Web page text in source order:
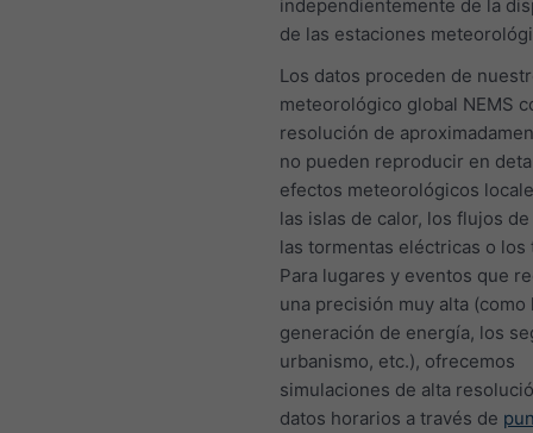
independientemente de la
de las estaciones
Los datos proceden de
meteorológico global NEMS
resolución de
no pueden reproducir en
efectos meteorológicos
las islas de calor, los flujos
las tormentas eléctricas o los
Para lugares y eventos que
una precisión muy alta (como
generación de energía, los
urbanismo, etc.), ofrecemos
simulaciones de alta
datos horarios a través de